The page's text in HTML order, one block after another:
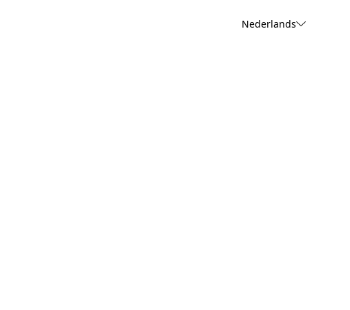
Nederlands